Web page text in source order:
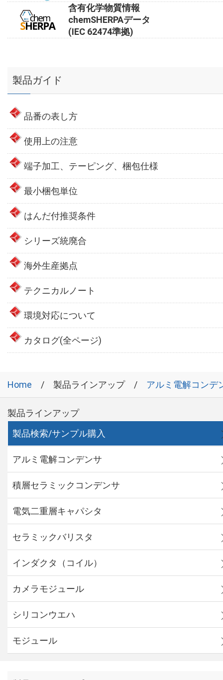
含有化学物質情報
chemSHERPAデータ
(IEC 62474準拠)
製品ガイド
品番の表し方
使用上の注意
端子加工、テーピング、梱包仕様
最小梱包単位
はんだ付推奨条件
シリーズ統廃合
海外生産拠点
テクニカルノート
環境対応について
カタログ(全ページ)
Home 製品ラインアップ アルミ電解コンデ
製品ラインアップ
製品検索/サンプル購入
アルミ電解コンデンサ
積層セラミックコンデンサ
電気二重層キャパシタ
セラミックバリスタ
インダクタ（コイル）
カメラモジュール
シリコンウエハ
モジュール